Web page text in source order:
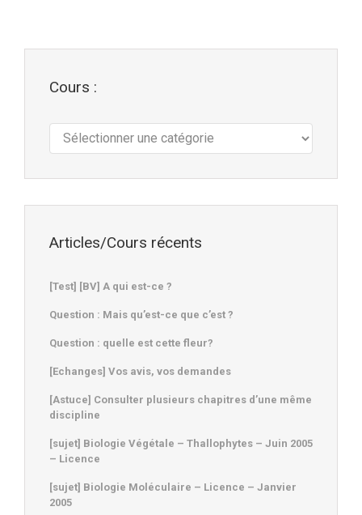
Cours :
Articles/Cours récents
[Test] [BV] A qui est-ce ?
Question : Mais qu’est-ce que c’est ?
Question : quelle est cette fleur?
[Echanges] Vos avis, vos demandes
[Astuce] Consulter plusieurs chapitres d’une même
discipline
[sujet] Biologie Végétale – Thallophytes – Juin 2005
– Licence
[sujet] Biologie Moléculaire – Licence – Janvier
2005